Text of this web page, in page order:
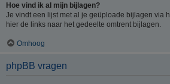
Hoe vind ik al mijn bijlagen?
Je vindt een lijst met al je geüploade bijlagen via
hier de links naar het gedeelte omtrent bijlagen.
Omhoog
phpBB vragen